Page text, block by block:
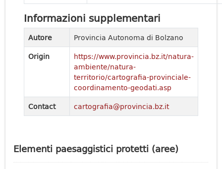
Elementi paesaggistici protetti (aree)
Informazioni supplementari
Autore
Provincia Autonoma di Bolzano
Origin
https://www.provincia.bz.it/natura-
ambiente/natura-
territorio/cartografia-provinciale-
coordinamento-geodati.asp
Contact
cartografia@provincia.bz.it